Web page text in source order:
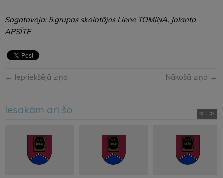
Sagatavoja: 5.grupas skolotājas Liene TOMIŅA, Jolanta
APSĪTE
← Iepriekšējā ziņa Nākošā ziņa →
Iesakām arī šo < >